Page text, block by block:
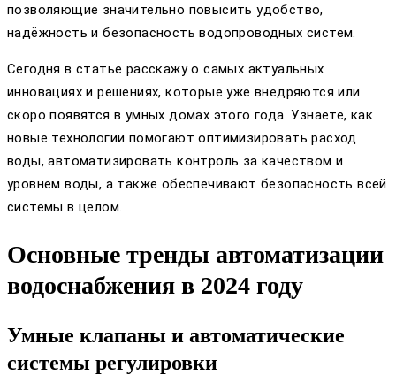
позволяющие значительно повысить удобство,
надёжность и безопасность водопроводных систем.
Сегодня в статье расскажу о самых актуальных
инновациях и решениях, которые уже внедряются или
скоро появятся в умных домах этого года. Узнаете, как
новые технологии помогают оптимизировать расход
воды, автоматизировать контроль за качеством и
уровнем воды, а также обеспечивают безопасность всей
системы в целом.
Основные тренды автоматизации
водоснабжения в 2024 году
Умные клапаны и автоматические
системы регулировки